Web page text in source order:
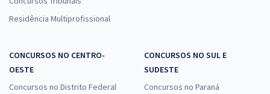
Residência Multiprofissional
CONCURSOS NO CENTRO-
OESTE
Concursos no Distrito Federal
CONCURSOS NO SUL E
SUDESTE
Concursos no Paraná